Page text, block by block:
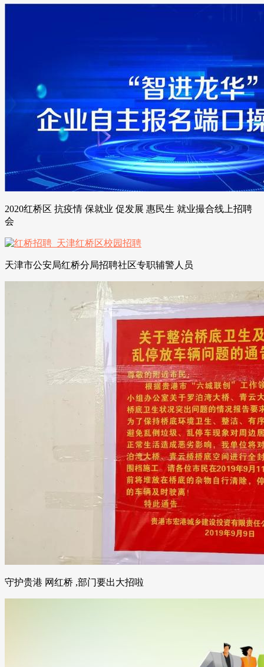
2020红桥区 抗疫情 保就业 促发展 惠民生 就业撮合线上招聘
会
天津市公安局红桥分局招聘社区专职辅警人员
守护贵港 网红桥 ,部门要出大招啦